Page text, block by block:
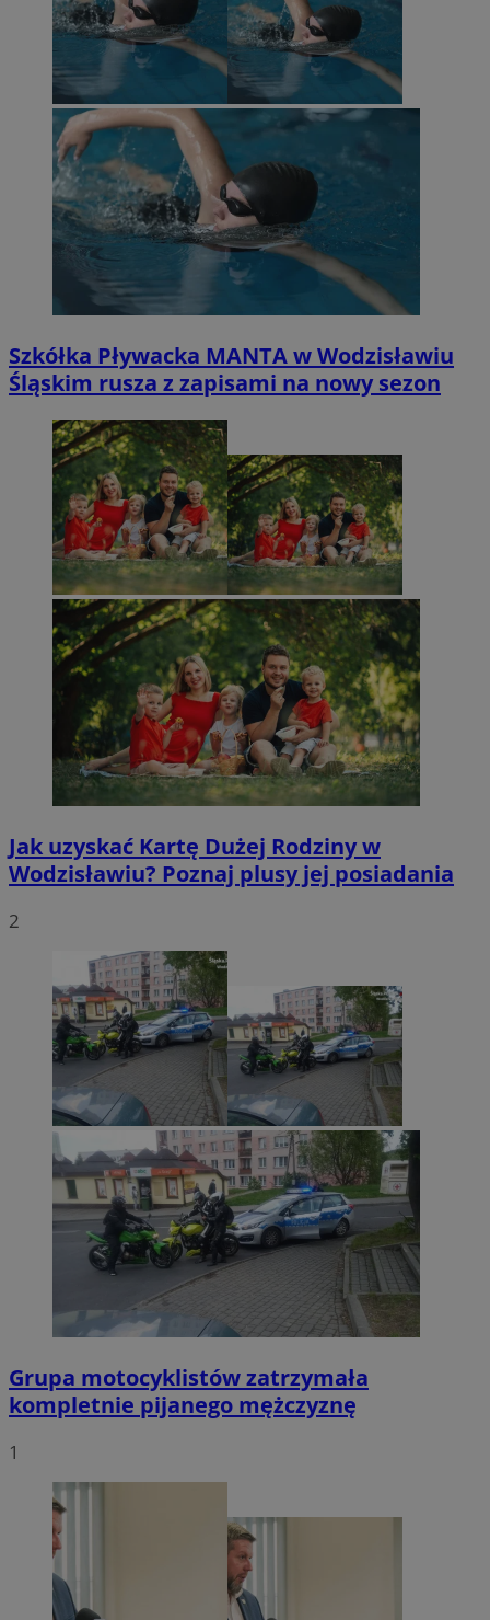
Szkółka Pływacka MANTA w Wodzisławiu
Śląskim rusza z zapisami na nowy sezon
Jak uzyskać Kartę Dużej Rodziny w
Wodzisławiu? Poznaj plusy jej posiadania
2
Grupa motocyklistów zatrzymała
kompletnie pijanego mężczyznę
1